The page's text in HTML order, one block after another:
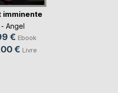
imminente
- Angel
€ Ebook
€ Livre